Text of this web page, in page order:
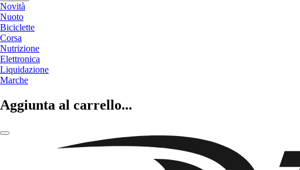
Novità
Nuoto
Biciclette
Corsa
Nutrizione
Elettronica
Liquidazione
Marche
Aggiunta al carrello...